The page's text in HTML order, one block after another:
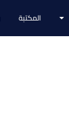
المكتبة